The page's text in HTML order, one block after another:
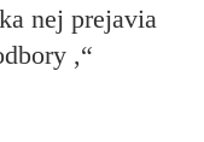
nej prejavia
,“